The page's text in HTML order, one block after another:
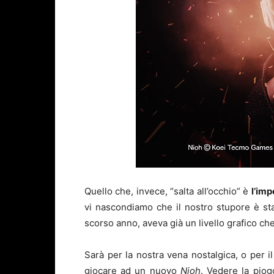
Quello che, invece, “salta all’occhio” è
vi nascondiamo che il nostro stupore è
scorso anno, aveva già un livello grafico
Sarà per la nostra vena nostalgica, o
giocare ad un nuovo Nioh. Vedere la